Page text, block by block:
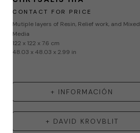
CONTACT FOR PRICE
Mutiple layers of Resin, Relief work, and Mixed
Media
122 x 122 x 7.6 cm
48.03 x 48.03 x 2.99 in
+ INFORMACIÓN
+ DAVID KROVBLIT